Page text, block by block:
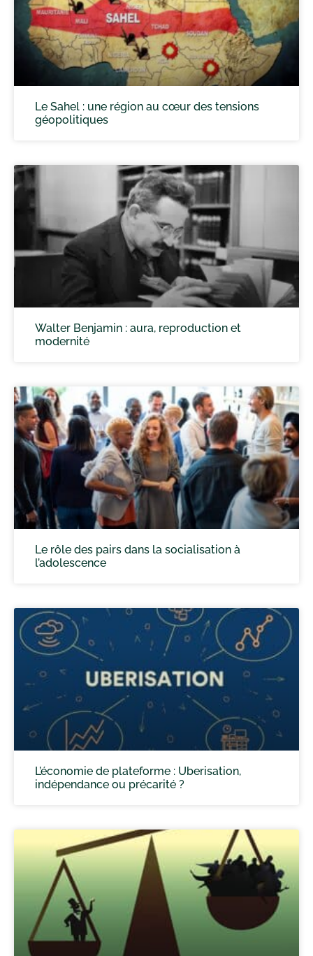
Le Sahel : une région au cœur des tensions
géopolitiques
Walter Benjamin : aura, reproduction et
modernité
Le rôle des pairs dans la socialisation à
l’adolescence
L’économie de plateforme : Uberisation,
indépendance ou précarité ?